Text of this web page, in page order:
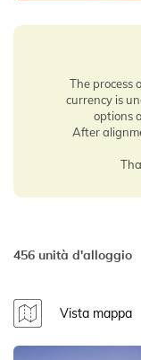
The process
currency is
options
After
456 unità d'alloggio
Vista mappa